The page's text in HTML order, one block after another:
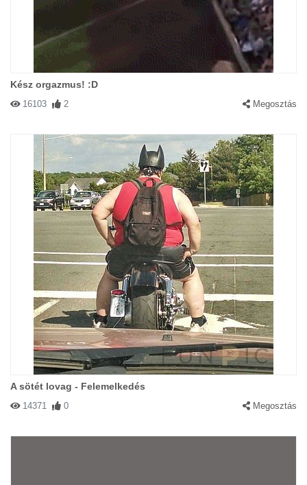
Kész orgazmus! :D
16103 2 Megosztás
A sötét lovag - Felemelkedés
14371 0 Megosztás